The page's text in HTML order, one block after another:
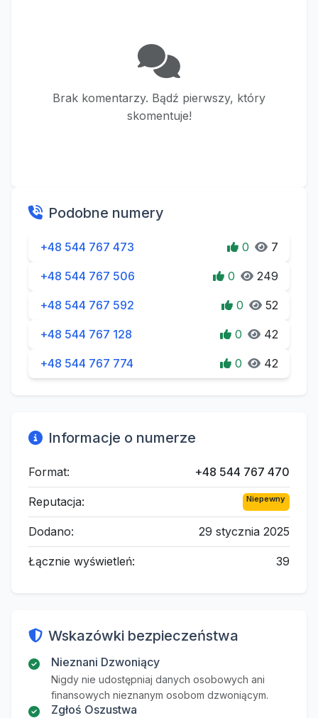
Brak komentarzy. Bądź pierwszy, który
skomentuje!
Podobne numery
+48 544 767 473 0 7
+48 544 767 506 0 249
+48 544 767 592 0 52
+48 544 767 128 0 42
+48 544 767 774 0 42
Informacje o numerze
Format: +48 544 767 470
Reputacja: Niepewny
Dodano: 29 stycznia 2025
Łącznie wyświetleń: 39
Wskazówki bezpieczeństwa
Nieznani Dzwoniący
Nigdy nie udostępniaj danych osobowych ani
finansowych nieznanym osobom dzwoniącym.
Zgłoś Oszustwa